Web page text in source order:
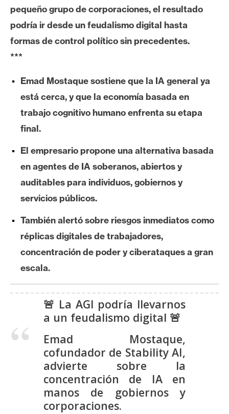
E
t
e
u
m
I
A
n
l
i
i
s
N
pequeño grupo de corporaciones, el resultado
podría ir desde un feudalismo digital hasta
formas de control político sin precedentes.
***
Emad Mostaque sostiene que la IA general ya
está cerca, y que la economía basada en
trabajo cognitivo humano enfrenta su etapa
final.
El empresario propone una alternativa basada
en agentes de IA soberanos, abiertos y
auditables para individuos, gobiernos y
servicios públicos.
También alertó sobre riesgos inmediatos como
réplicas digitales de trabajadores,
concentración de poder y ciberataques a gran
escala.
🚨 La AGI podría llevarnos
a un feudalismo digital 🚨
Emad Mostaque,
cofundador de Stability AI,
advierte sobre la
concentración de IA en
manos de gobiernos y
corporaciones.